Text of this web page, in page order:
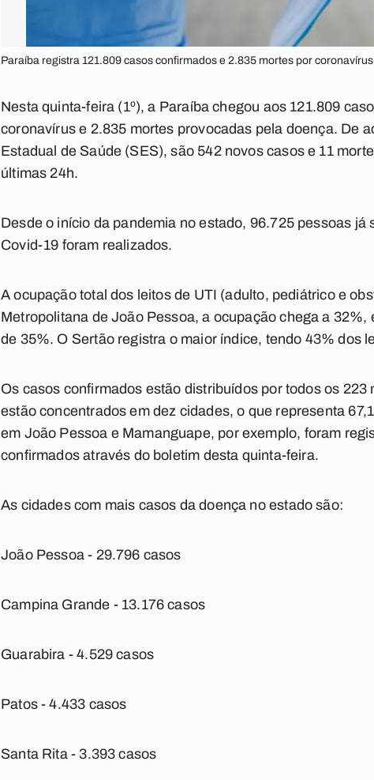
Paraíba registra 121.809 casos confirmados e 2.835 mortes por
Nesta quinta-feira (1º), a Paraíba chegou aos 121.809
coronavírus e 2.835 mortes provocadas pela doença. De
Estadual de Saúde (SES), são 542 novos casos e 11
últimas 24h.
Desde o início da pandemia no estado, 96.725 pessoas
Covid-19 foram realizados.
A ocupação total dos leitos de UTI (adulto, pediátrico e
Metropolitana de João Pessoa, a ocupação chega a
de 35%. O Sertão registra o maior índice, tendo 43% dos
Os casos confirmados estão distribuídos por todos os
estão concentrados em dez cidades, o que representa
em João Pessoa e Mamanguape, por exemplo, foram
confirmados através do boletim desta quinta-feira.
As cidades com mais casos da doença no estado são:
João Pessoa - 29.796 casos
Campina Grande - 13.176 casos
Guarabira - 4.529 casos
Patos - 4.433 casos
Santa Rita - 3.393 casos